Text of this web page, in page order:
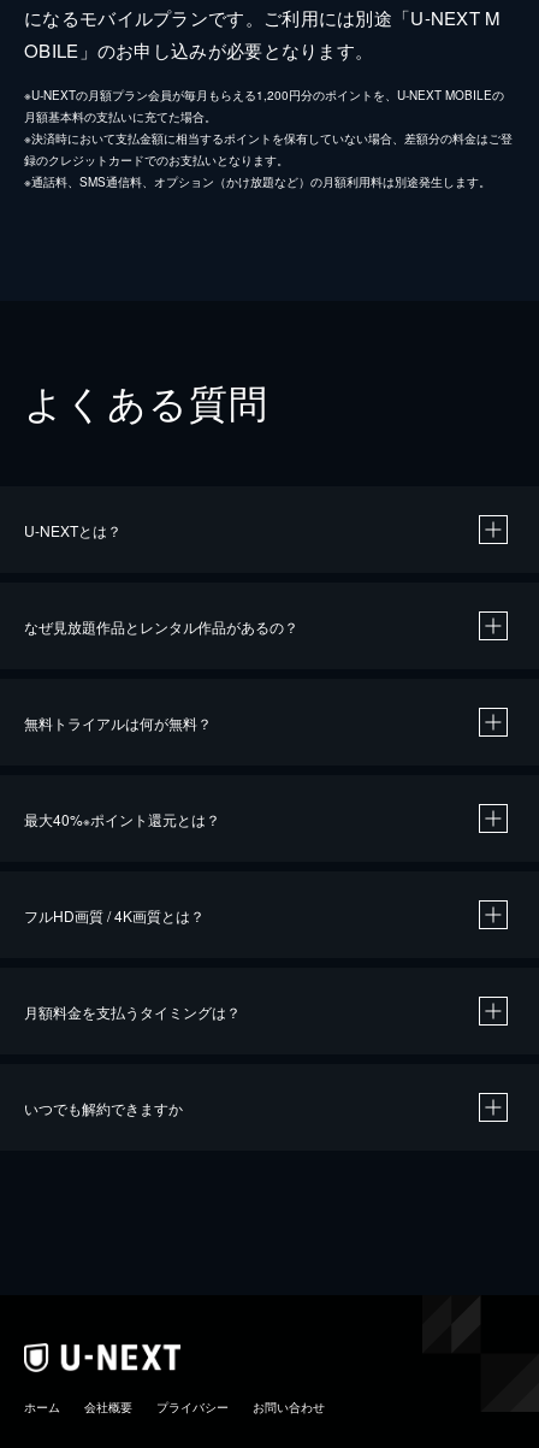
になるモバイルプランです。ご利用には別途「U-NEXT M
OBILE」のお申し込みが必要となります。
※U-NEXTの月額プラン会員が毎月もらえる1,200円分のポイントを、U-NEXT MOBILEの
月額基本料の支払いに充てた場合。
※決済時において支払金額に相当するポイントを保有していない場合、差額分の料金はご登
録のクレジットカードでのお支払いとなります。
※通話料、SMS通信料、オプション（かけ放題など）の月額利用料は別途発生します。
よくある質問
U-NEXTとは？
なぜ見放題作品とレンタル作品があるの？
無料トライアルは何が無料？
最大40%※ポイント還元とは？
※40％ポイント還元の対象は、クレジットカード決済による作品の購入 / レンタルです。
フルHD画質 / 4K画質とは？
月額料金を支払うタイミングは？
いつでも解約できますか
ホーム 会社概要 プライバシー お問い合わせ